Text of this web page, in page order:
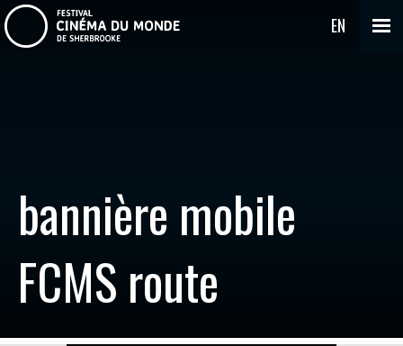
EN
bannière mobile
FCMS route